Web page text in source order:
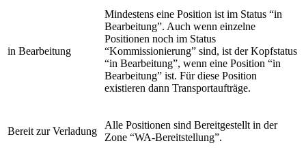
in Bearbeitung
Mindestens eine Position ist im Status “in
Bearbeitung”. Auch wenn einzelne
Positionen noch im Status
“Kommissionierung” sind, ist der Kopfstatus
“in Bearbeitung”, wenn eine Position “in
Bearbeitung” ist. Für diese Position
existieren dann Transportaufträge.
Bereit zur Verladung
Alle Positionen sind Bereitgestellt in der
Zone “WA-Bereitstellung”.